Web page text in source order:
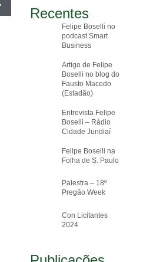
Recentes
Felipe Boselli no
podcast Smart
Business
Artigo de Felipe
Boselli no blog do
Fausto Macedo
(Estadão)
Entrevista Felipe
Boselli – Rádio
Cidade Jundiaí
Felipe Boselli na
Folha de S. Paulo
Palestra – 18º
Pregão Week
Con Licitantes
2024